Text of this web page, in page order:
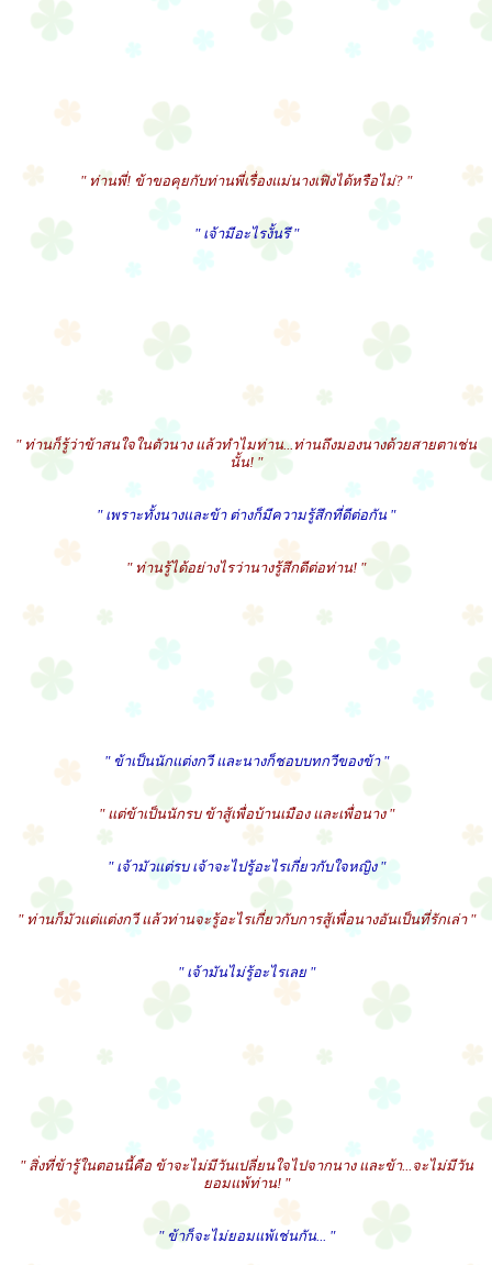
" ท่านพี่! ข้าขอคุยกับท่านพี่เรื่องแม่นางเฟิงได้หรือไม่? "
" เจ้ามีอะไรงั้นรึ "
" ท่านก็รู้ว่าข้าสนใจในตัวนาง แล้วทำไมท่าน...ท่านถึงมองนางด้วยสายตาเช่น
นั้น! "
" เพราะทั้งนางและข้า ต่างก็มีความรู้สึกที่ดีต่อกัน "
" ท่านรู้ได้อย่างไรว่านางรู้สึกดีต่อท่าน! "
" ข้าเป็นนักแต่งกวี และนางก็ชอบบทกวีของข้า "
" แต่ข้าเป็นนักรบ ข้าสู้เพื่อบ้านเมือง และเพื่อนาง "
" เจ้ามัวแต่รบ เจ้าจะไปรู้อะไรเกี่ยวกับใจหญิง "
" ท่านก็มัวแต่แต่งกวี แล้วท่านจะรู้อะไรเกี่ยวกับการสู้เพื่อนางอันเป็นที่รักเล่า "
" เจ้ามันไม่รู้อะไรเลย "
" สิ่งที่ข้ารู้ในตอนนี้คือ ข้าจะไม่มีวันเปลี่ยนใจไปจากนาง และข้า...จะไม่มีวัน
ยอมแพ้ท่าน! "
" ข้าก็จะไม่ยอมแพ้เช่นกัน... "